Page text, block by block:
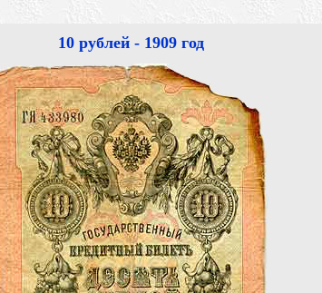
10 рублей - 1909 год